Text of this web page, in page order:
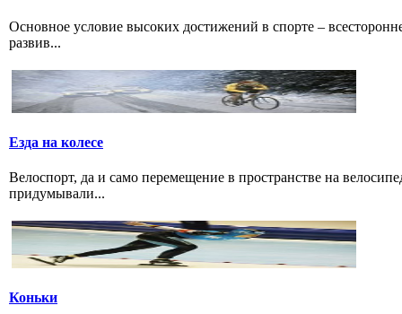
Основное условие высоких достижений в спорте –
развив...
Езда на колесе
Велоспорт, да и само перемещение в пространстве на
придумывали...
Коньки